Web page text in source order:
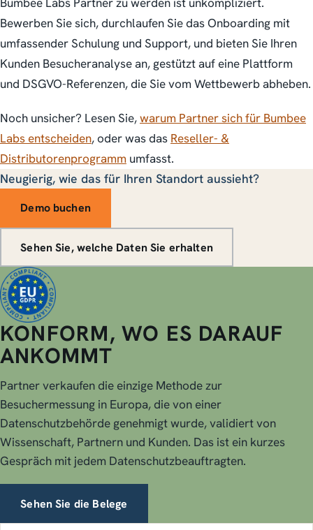
Bewerben Sie sich, durchlaufen Sie das Onboarding mit
umfassender Schulung und Support, und bieten Sie Ihren
Kunden Besucheranalyse an, gestützt auf eine Plattform
und DSGVO-Referenzen, die Sie vom Wettbewerb abheben.
Noch unsicher? Lesen Sie,warum Partner sich für Bumbee
Labs entscheiden, oder was das Reseller- &
Distributorenprogramm umfasst.
Neugierig, wie das für Ihren Standort aussieht?
Demo buchen
Sehen Sie, welche Daten Sie erhalten
KONFORM, WO ES DARAUF
ANKOMMT
Partner verkaufen die einzige Methode zur
Besuchermessung in Europa, die von einer
Datenschutzbehörde genehmigt wurde, validiert von
Wissenschaft, Partnern und Kunden. Das ist ein kurzes
Gespräch mit jedem Datenschutzbeauftragten.
Sehen Sie die Belege